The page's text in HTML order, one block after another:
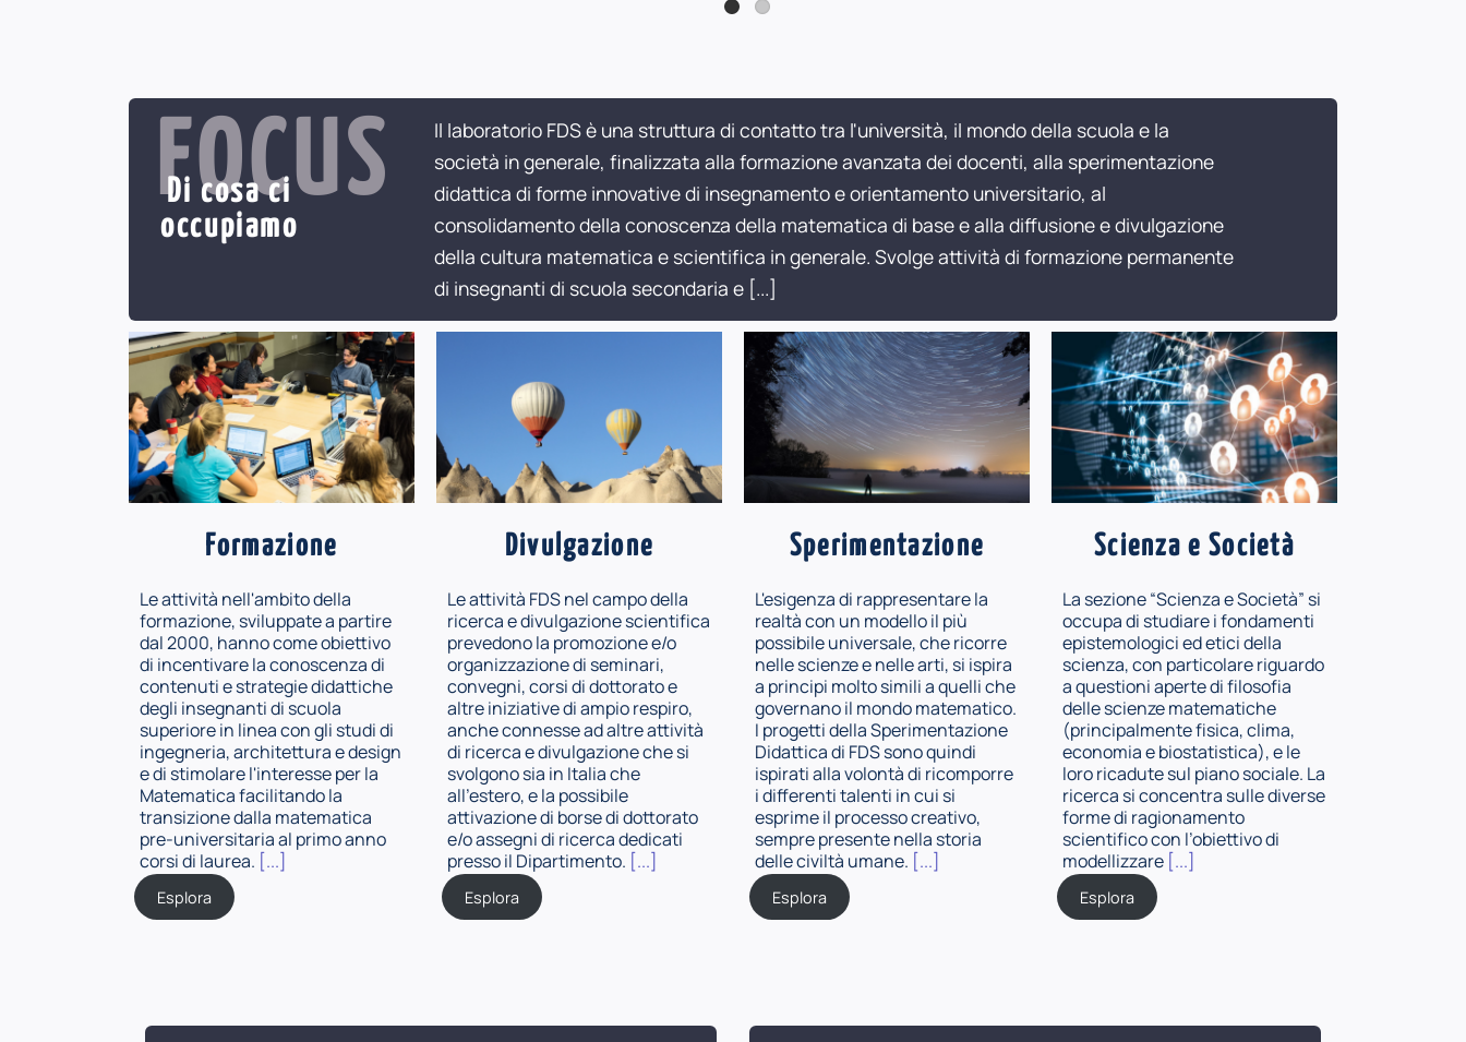
FOCUS
Di cosa ci
occupiamo
Il laboratorio FDS è una struttura di contatto tra l'università, il mondo della scuola e la
società in generale, finalizzata alla formazione avanzata dei docenti, alla sperimentazione
didattica di forme innovative di insegnamento e orientamento universitario, al
consolidamento della conoscenza della matematica di base e alla diffusione e divulgazione
della cultura matematica e scientifica in generale. Svolge attività di formazione permanente
di insegnanti di scuola secondaria e [...]
Formazione
Le attività nell'ambito della
formazione, sviluppate a partire
dal 2000, hanno come obiettivo
di incentivare la conoscenza di
contenuti e strategie didattiche
degli insegnanti di scuola
superiore in linea con gli studi di
ingegneria, architettura e design
e di stimolare l'interesse per la
Matematica facilitando la
transizione dalla matematica
pre-universitaria al primo anno
corsi di laurea. [...]
Esplora
Divulgazione
Le attività FDS nel campo della
ricerca e divulgazione scientifica
prevedono la promozione e/o
organizzazione di seminari,
convegni, corsi di dottorato e
altre iniziative di ampio respiro,
anche connesse ad altre attività
di ricerca e divulgazione che si
svolgono sia in Italia che
all'estero, e la possibile
attivazione di borse di dottorato
e/o assegni di ricerca dedicati
presso il Dipartimento. [...]
Esplora
Sperimentazione
L'esigenza di rappresentare la
realtà con un modello il più
possibile universale, che ricorre
nelle scienze e nelle arti, si ispira
a principi molto simili a quelli che
governano il mondo matematico.
I progetti della Sperimentazione
Didattica di FDS sono quindi
ispirati alla volontà di ricomporre
i differenti talenti in cui si
esprime il processo creativo,
sempre presente nella storia
delle civiltà umane. [...]
Esplora
Scienza e Società
La sezione “Scienza e Società” si
occupa di studiare i fondamenti
epistemologici ed etici della
scienza, con particolare riguardo
a questioni aperte di filosofia
delle scienze matematiche
(principalmente fisica, clima,
economia e biostatistica), e le
loro ricadute sul piano sociale. La
ricerca si concentra sulle diverse
forme di ragionamento
scientifico con l’obiettivo di
modellizzare [...]
Esplora